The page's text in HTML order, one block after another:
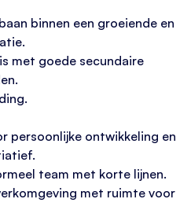
binnen een groeiende en
met goede secundaire
persoonlijke ontwikkeling en
team met korte lijnen.
met ruimte voor